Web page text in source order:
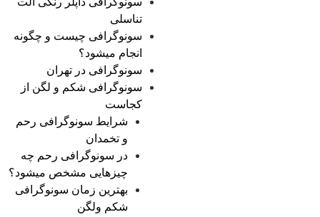
تناسلی
سونوگرافی چیست و چگونه
انجام میشود؟
سونوگرافی در تهران
سونوگرافی شکم و لگن از
کجاست
شرایط سونوگرافی رحم
و تخمدان
در سونوگرافی رحم چه
چیزهایی مشخص میشود؟
بهترین زمان سونوگرافی
شکم ولگن